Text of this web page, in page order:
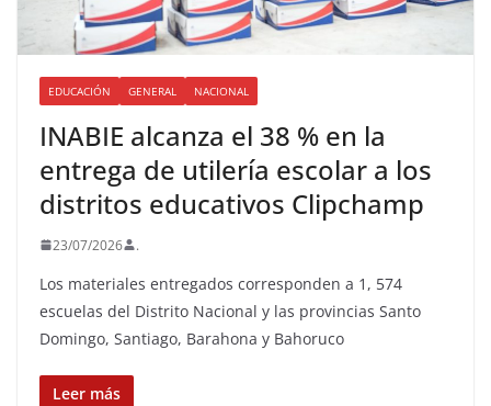
EDUCACIÓN GENERAL NACIONAL
INABIE alcanza el 38 % en la
entrega de utilería escolar a los
distritos educativos Clipchamp
23/07/2026 .
Los materiales entregados corresponden a 1, 574
escuelas del Distrito Nacional y las provincias Santo
Domingo, Santiago, Barahona y Bahoruco
Leer más